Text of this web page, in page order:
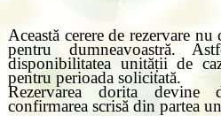
Această cerere de rezervare
pentru dumneavoastră.
disponibilitatea unității de
pentru perioada solicitată.
Rezervarea dorita devine
confirmarea scrisă din partea